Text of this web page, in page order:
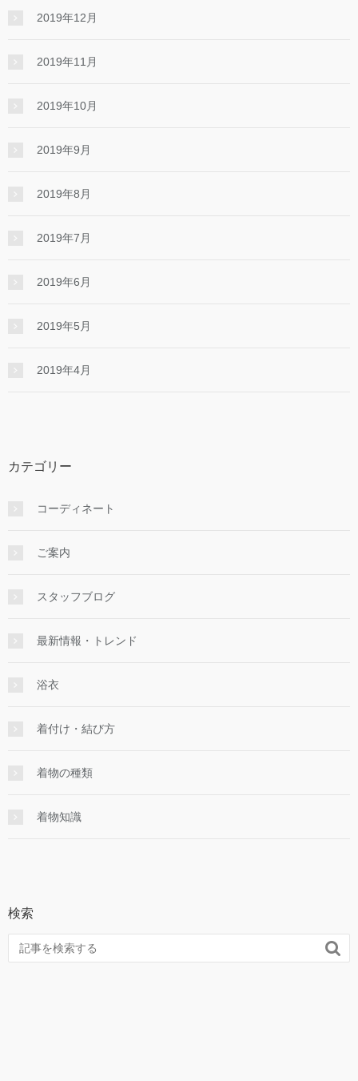
2019年12月
2019年11月
2019年10月
2019年9月
2019年8月
2019年7月
2019年6月
2019年5月
2019年4月
カテゴリー
コーディネート
ご案内
スタッフブログ
最新情報・トレンド
浴衣
着付け・結び方
着物の種類
着物知識
検索
